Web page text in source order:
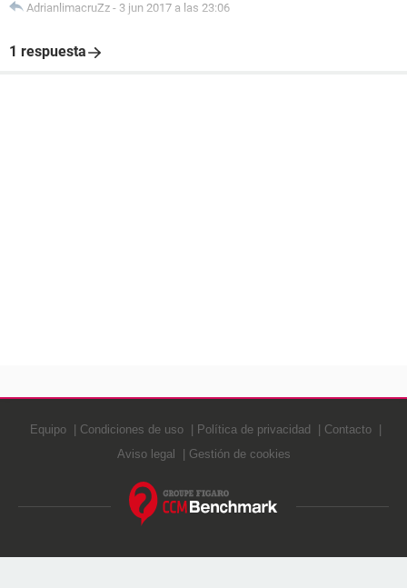
AdrianlimacruZz - 3 jun 2017 a las 23:06
1 respuesta
Equipo Condiciones de uso Política de privacidad
Contacto
Aviso legal
Gestión de cookies